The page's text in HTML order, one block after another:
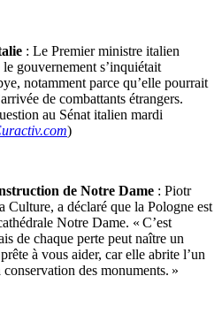
: Le Premier ministre italien
gouvernement s’inquiétait
notamment parce qu’elle pourrait
de combattants étrangers.
au Sénat italien mardi
)
de Notre Dame : Piotr
a déclaré que la Pologne est
Notre Dame. « C’est
de chaque perte peut naître un
à vous aider, car elle abrite l’un
des monuments. »